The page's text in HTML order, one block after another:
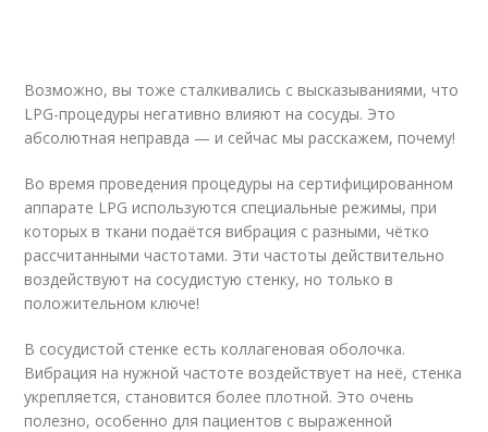
Возможно, вы тоже сталкивались с высказываниями, что
LPG-процедуры негативно влияют на сосуды. Это
абсолютная неправда — и сейчас мы расскажем, почему!
Во время проведения процедуры на сертифицированном
аппарате LPG используются специальные режимы, при
которых в ткани подаётся вибрация с разными, чётко
рассчитанными частотами. Эти частоты действительно
воздействуют на сосудистую стенку, но только в
положительном ключе!
В сосудистой стенке есть коллагеновая оболочка.
Вибрация на нужной частоте воздействует на неё, стенка
укрепляется, становится более плотной. Это очень
полезно, особенно для пациентов с выраженной